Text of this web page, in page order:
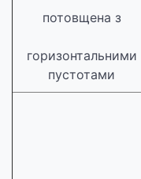
потовщена з
горизонтальними
пустотами